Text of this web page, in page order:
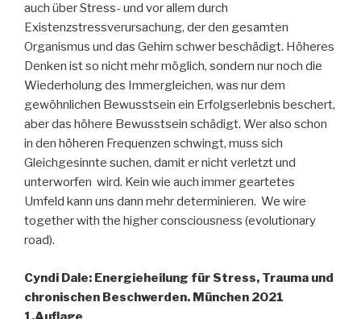
auch über Stress- und vor allem durch
Existenzstressverursachung, der den gesamten
Organismus und das Gehirn schwer beschädigt. Höheres
Denken ist so nicht mehr möglich, sondern nur noch die
Wiederholung des Immergleichen, was nur dem
gewöhnlichen Bewusstsein ein Erfolgserlebnis beschert,
aber das höhere Bewusstsein schädigt. Wer also schon
in den höheren Frequenzen schwingt, muss sich
Gleichgesinnte suchen, damit er nicht verletzt und
unterworfen wird. Kein wie auch immer geartetes
Umfeld kann uns dann mehr determinieren. We wire
together with the higher consciousness (evolutionary
road).
Cyndi Dale: Energieheilung für Stress, Trauma und
chronischen Beschwerden. München 2021